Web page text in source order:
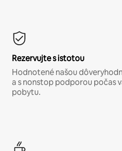
Rezervujte s istotou
Hodnotené našou
a s nonstop podporou počas
pobytu.